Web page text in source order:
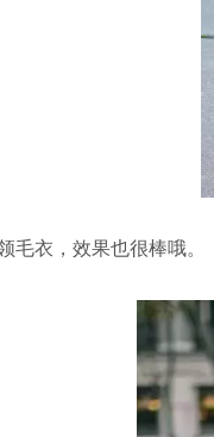
毛衣，效果也很棒哦。